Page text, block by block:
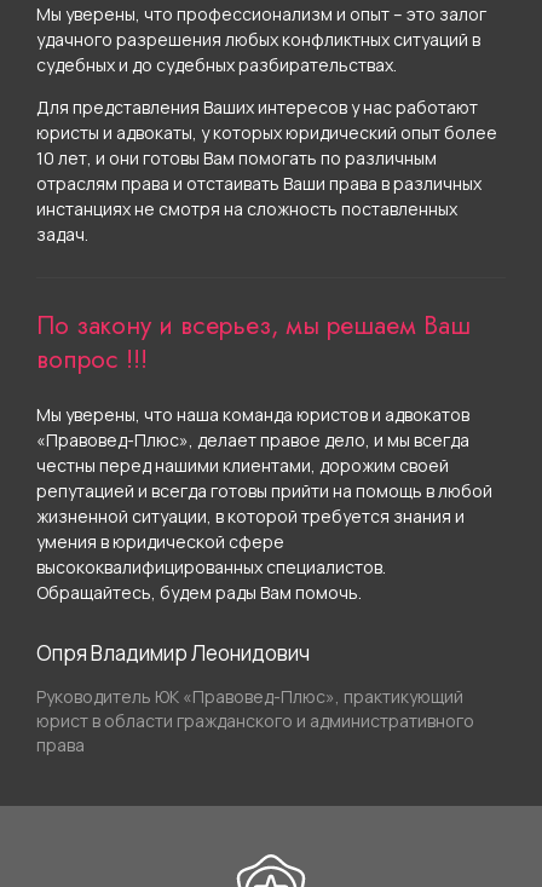
Мы уверены, что профессионализм и опыт – это залог
удачного разрешения любых конфликтных ситуаций в
судебных и до судебных разбирательствах.
Для представления Ваших интересов у нас работают
юристы и адвокаты, у которых юридический опыт более
10 лет, и они готовы Вам помогать по различным
отраслям права и отстаивать Ваши права в различных
инстанциях не смотря на сложность поставленных
задач.
По закону и всерьез, мы решаем Ваш
вопрос !!!
Мы уверены, что наша команда юристов и адвокатов
«Правовед-Плюс», делает правое дело, и мы всегда
честны перед нашими клиентами, дорожим своей
репутацией и всегда готовы прийти на помощь в любой
жизненной ситуации, в которой требуется знания и
умения в юридической сфере
высококвалифицированных специалистов.
Обращайтесь, будем рады Вам помочь.
Опря Владимир Леонидович
Руководитель ЮК «Правовед-Плюс», практикующий
юрист в области гражданского и административного
права